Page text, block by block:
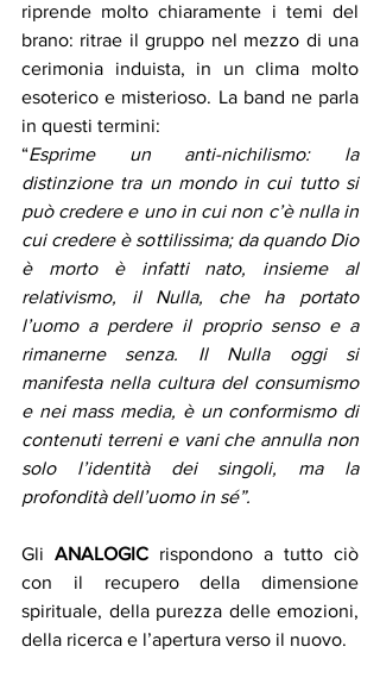
riprende molto chiaramente i temi del
brano: ritrae il gruppo nel mezzo di una
cerimonia induista, in un clima molto
esoterico e misterioso. La band ne parla
in questi termini:
“Esprime un anti-nichilismo: la
distinzione tra un mondo in cui tutto si
può credere e uno in cui non c’è nulla in
cui credere è sottilissima; da quando Dio
è morto è infatti nato, insieme al
relativismo, il Nulla, che ha portato
l’uomo a perdere il proprio senso e a
rimanerne senza. Il Nulla oggi si
manifesta nella cultura del consumismo
e nei mass media, è un conformismo di
contenuti terreni e vani che annulla non
solo l’identità dei singoli, ma la
profondità dell’uomo in sé”.
Gli ANALOGIC rispondono a tutto ciò
con il recupero della dimensione
spirituale, della purezza delle emozioni,
della ricerca e l’apertura verso il nuovo.